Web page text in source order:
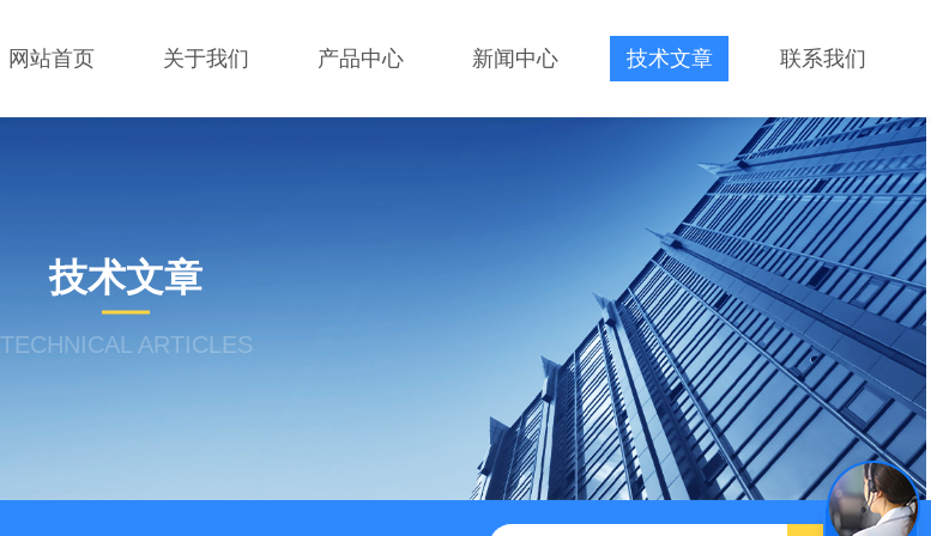
网站首页 关于我们 产品中心 新闻中心 技术文章 联系我们
技术文章
TECHNICAL ARTICLES